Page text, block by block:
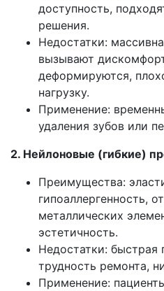
доступность,
решения.
Недостатки:
вызывают
деформируются,
нагрузку.
Применение:
удаления зубов или
2. Нейлоновые (гибкие)
Преимущества:
гипоаллергенность,
металлических
эстетичность.
Недостатки: быстрая
трудность ремонта,
Применение: